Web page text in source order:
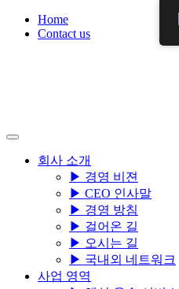
Skip
Home
Contact us
회사 소개
▶ 경영 비젼
▶ CEO 인사말
▶ 경영 방침
▶ 걸어온 길
▶ 오시는 길
▶ 국내외 네트워크
사업 영역